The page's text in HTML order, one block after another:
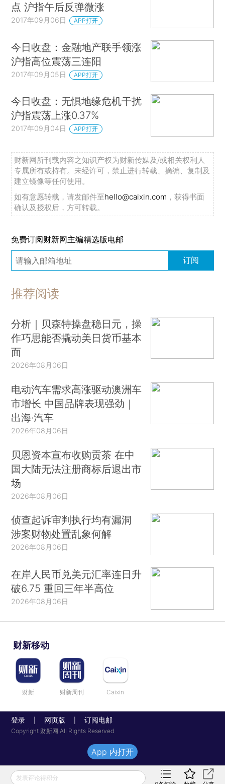
点 沪指午后反弹微涨
2017年09月06日 APP打开
今日收盘：金融地产联手领涨
沪指高位震荡三连阳
2017年09月05日 APP打开
今日收盘：无惧地缘危机干扰
沪指震荡上涨0.37%
2017年09月04日 APP打开
财新网所刊载内容之知识产权为财新传媒及/或相关权利人
专属所有或持有。未经许可，禁止进行转载、摘编、复制及
建立镜像等任何使用。
如有意愿转载，请发邮件至hello@caixin.com ，获得书面
确认及授权后，方可转载。
免费订阅财新网主编精选版电邮
订阅
推荐阅读
分析｜贝森特操盘稳日元，操
作巧思能否撬动美日货币基本
面
2026年08月06日
电动汽车需求高涨驱动澳洲车
市增长 中国品牌表现强劲｜
出海·汽车
2026年08月06日
贝恩资本宣布收购贡茶 在中
国大陆无法注册商标后退出市
场
2026年08月06日
侦查起诉审判执行均有漏洞
涉案财物处置乱象何解
2026年08月06日
在岸人民币兑美元汇率连日升
破6.75 重回三年半高位
2026年08月06日
财新移动
财新 财新周刊 Caixin
登录 网页版 订阅电邮
Copyright 财新网 All Rights Reserved
发表评论得积分
App 内打开